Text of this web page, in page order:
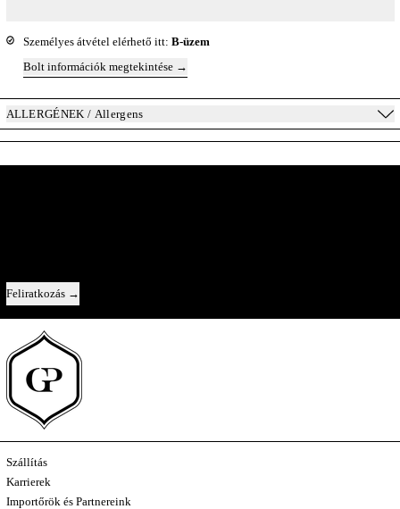
Személyes átvétel elérhető itt: B-üzem
Bolt információk megtekintése
ALLERGÉNEK / Allergens
Feliratkozás
Szállítás
Karrierek
Importőrök és Partnereink